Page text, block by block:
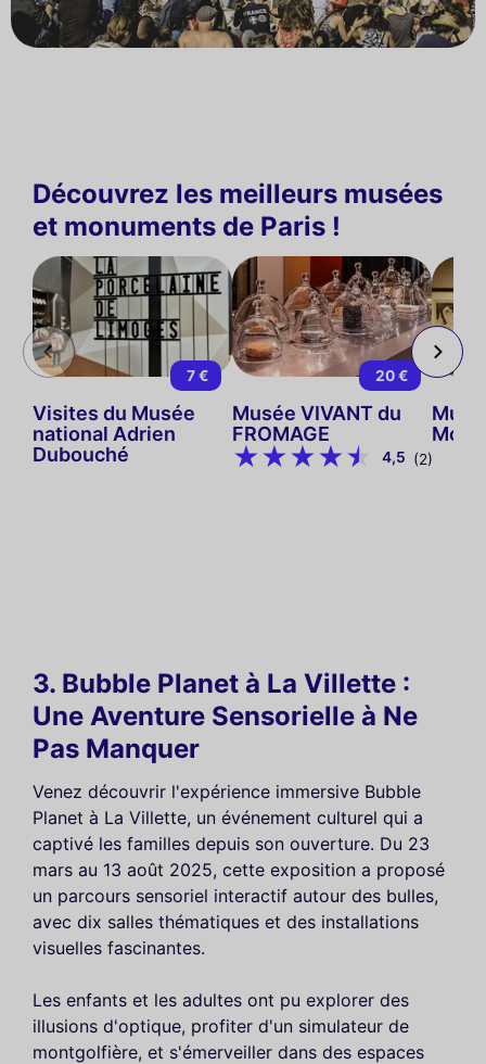
Découvrez les meilleurs musées
et monuments de Paris !
7 €
Visites du Musée
national Adrien
Dubouché
20 €
Musée VIVANT du
FROMAGE
4,5 (2)
3. Bubble Planet à La Villette :
Une Aventure Sensorielle à Ne
Pas Manquer
Venez découvrir l'expérience immersive Bubble
Planet à La Villette, un événement culturel qui a
captivé les familles depuis son ouverture. Du 23
mars au 13 août 2025, cette exposition a proposé
un parcours sensoriel interactif autour des bulles,
avec dix salles thématiques et des installations
visuelles fascinantes.
Les enfants et les adultes ont pu explorer des
illusions d'optique, profiter d'un simulateur de
montgolfière, et s'émerveiller dans des espaces